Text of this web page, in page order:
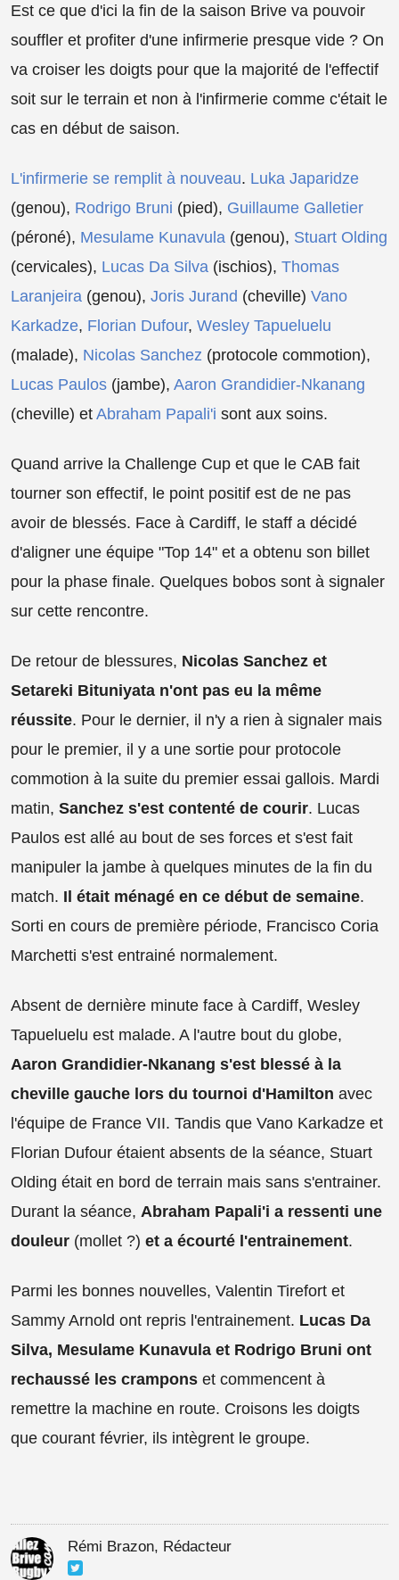
Est ce que d'ici la fin de la saison Brive va pouvoir
souffler et profiter d'une infirmerie presque vide ? On
va croiser les doigts pour que la majorité de l'effectif
soit sur le terrain et non à l'infirmerie comme c'était le
cas en début de saison.
L'infirmerie se remplit à nouveau. Luka Japaridze
(genou), Rodrigo Bruni (pied), Guillaume Galletier
(péroné), Mesulame Kunavula (genou), Stuart Olding
(cervicales), Lucas Da Silva (ischios), Thomas
Laranjeira (genou), Joris Jurand (cheville) Vano
Karkadze, Florian Dufour, Wesley Tapueluelu
(malade), Nicolas Sanchez (protocole commotion),
Lucas Paulos (jambe), Aaron Grandidier-Nkanang
(cheville) et Abraham Papali'i sont aux soins.
Quand arrive la Challenge Cup et que le CAB fait
tourner son effectif, le point positif est de ne pas
avoir de blessés. Face à Cardiff, le staff a décidé
d'aligner une équipe "Top 14" et a obtenu son billet
pour la phase finale. Quelques bobos sont à signaler
sur cette rencontre.
De retour de blessures, Nicolas Sanchez et
Setareki Bituniyata n'ont pas eu la même
réussite. Pour le dernier, il n'y a rien à signaler mais
pour le premier, il y a une sortie pour protocole
commotion à la suite du premier essai gallois. Mardi
matin, Sanchez s'est contenté de courir. Lucas
Paulos est allé au bout de ses forces et s'est fait
manipuler la jambe à quelques minutes de la fin du
match. Il était ménagé en ce début de semaine.
Sorti en cours de première période, Francisco Coria
Marchetti s'est entrainé normalement.
Absent de dernière minute face à Cardiff, Wesley
Tapueluelu est malade. A l'autre bout du globe,
Aaron Grandidier-Nkanang s'est blessé à la
cheville gauche lors du tournoi d'Hamilton avec
l'équipe de France VII. Tandis que Vano Karkadze et
Florian Dufour étaient absents de la séance, Stuart
Olding était en bord de terrain mais sans s'entrainer.
Durant la séance, Abraham Papali'i a ressenti une
douleur (mollet ?) et a écourté l'entrainement.
Parmi les bonnes nouvelles, Valentin Tirefort et
Sammy Arnold ont repris l'entrainement. Lucas Da
Silva, Mesulame Kunavula et Rodrigo Bruni ont
rechaussé les crampons et commencent à
remettre la machine en route. Croisons les doigts
que courant février, ils intègrent le groupe.
Rémi Brazon, Rédacteur